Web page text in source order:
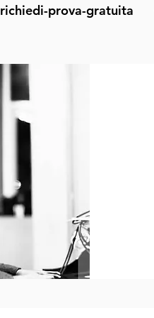
richiedi-prova-gratuita